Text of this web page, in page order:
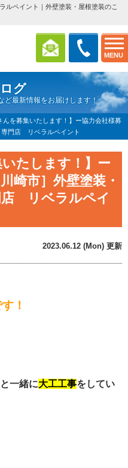
MENU
ルペイント｜外壁塗装・屋根塗装のこ
グ
ど最新情報をお届けします！
んを募集いたします！】ー協力会社様募
専門店 リベラルペイント
いたします！】ー
崎市］外壁塗装・
店 リベラルペイ
2023.06.12 (Mon) 更新
！
一緒に大工工事をしてい